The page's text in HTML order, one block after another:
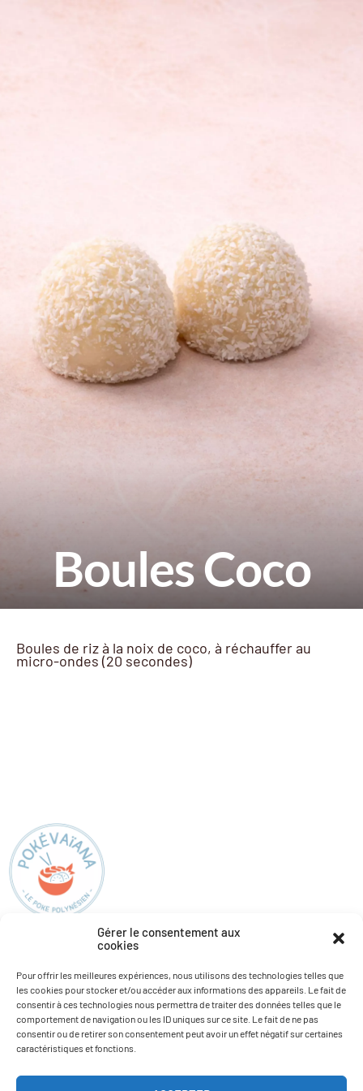
Gérer le consentement aux
cookies
Pour offrir les meilleures expériences, nous utilisons des technologies telles que
les cookies pour stocker et/ou accéder aux informations des appareils. Le fait de
consentir à ces technologies nous permettra de traiter des données telles que le
comportement de navigation ou les ID uniques sur ce site. Le fait de ne pas
consentir ou de retirer son consentement peut avoir un effet négatif sur certaines
caractéristiques et fonctions.
Boules Coco
Boules de riz à la noix de coco, à réchauffer au
micro-ondes (20 secondes)
Nos restaurants
Carte
Allergènes
Actualités
Recrutement